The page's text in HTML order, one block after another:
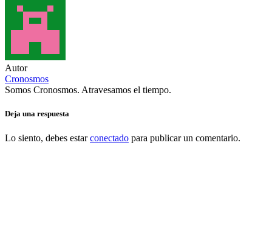
Autor
Cronosmos
Somos Cronosmos. Atravesamos el tiempo.
Deja una respuesta
Lo siento, debes estarconectado para publicar un comentario.